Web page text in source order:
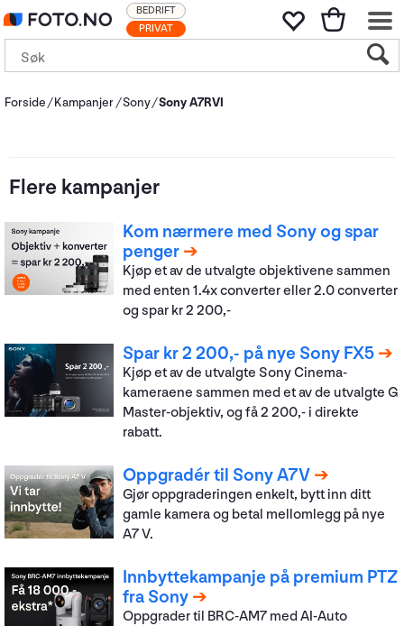
PRIVAT
BEDRIFT
Forside Kampanjer Sony Sony A7RVI
Flere kampanjer
Kom nærmere med Sony og spar
penger
Kjøp et av de utvalgte objektivene sammen
med enten 1.4x converter eller 2.0 converter
og spar kr 2 200,-
Spar kr 2 200,- på nye Sony FX5
Kjøp et av de utvalgte Sony Cinema-
kameraene sammen med et av de utvalgte G
Master-objektiv, og få 2 200,- i direkte
rabatt.
Oppgradér til Sony A7V
Gjør oppgraderingen enkelt, bytt inn ditt
gamle kamera og betal mellomlegg på nye
A7 V.
Innbyttekampanje på premium PTZ
fra Sony
Oppgrader til BRC-AM7 med AI-Auto